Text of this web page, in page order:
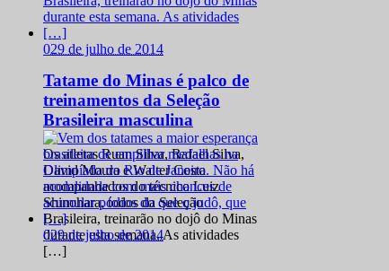
029 de julho de 2014
Tatame do Minas é palco de
treinamentos da Seleção
Brasileira masculina
Os atletas Ruan Silva, Rafael Silva,
David Moura e Walter Costa
acompanhados do técnico Luiz
Shinohara, todos da Seleção
Brasileira, treinarão no dojô do Minas
durante esta semana. As atividades
[…]
029 de julho de 2014